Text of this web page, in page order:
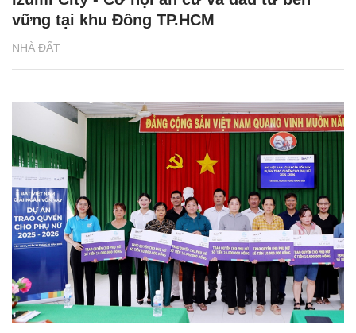
NHÀ ĐẤT
vững tại khu Đông TP.HCM